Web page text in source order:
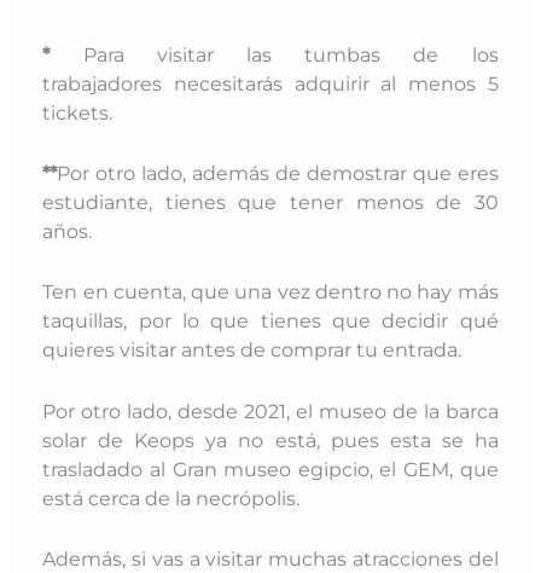
*
Para visitar las tumbas de los
trabajadores necesitarás adquirir al menos 5
tickets.
**Por otro lado, además de demostrar que eres
estudiante, tienes que tener menos de 30
años.
Ten en cuenta, que una vez dentro no hay más
taquillas, por lo que tienes que decidir qué
quieres visitar antes de comprar tu entrada.
Por otro lado, desde 2021, el museo de la barca
solar de Keops ya no está, pues esta se ha
trasladado al Gran museo egipcio, el GEM, que
está cerca de la necrópolis.
Además, si vas a visitar muchas atracciones del